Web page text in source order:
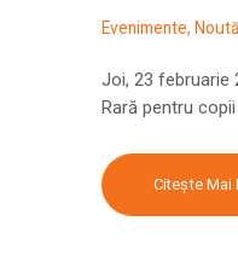
Evenimente,
Joi, 23 februarie
Rară pentru
Citește Mai